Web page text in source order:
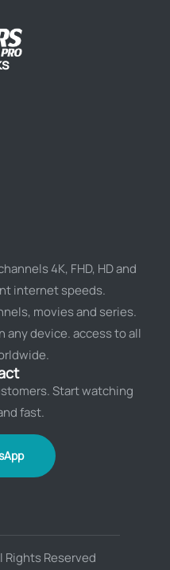
4K, FHD, HD and
internet speeds.
movies and series.
any device. access to all
Start watching
fast.
Rights Reserved